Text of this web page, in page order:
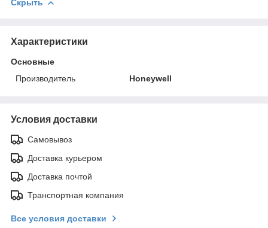
Скрыть
Характеристики
Основные
Производитель
Honeywell
Условия доставки
Самовывоз
Доставка курьером
Доставка почтой
Транспортная компания
Все условия доставки